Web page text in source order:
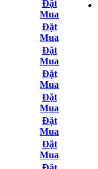
Đặt
Mua
Đặt
Mua
Đặt
Mua
Đặt
Mua
Đặt
Mua
Đặt
Mua
Đặt
Mua